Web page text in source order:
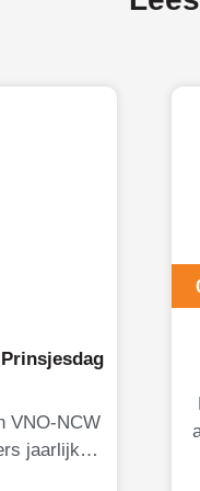
VNO-NCW
jaarlijks